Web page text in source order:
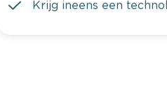
Krijg ineens een